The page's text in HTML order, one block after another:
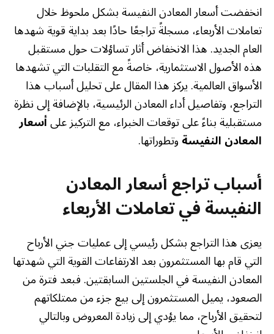
انخفضت أسعار المعادن النفيسة بشكل ملحوظ خلال
تعاملات الأربعاء، مسجلةً تراجعًا حادًا بعد بداية قوية شهدها
العام الجديد. هذا الانخفاض أثار تساؤلات حول مستقبل
هذه الأصول الاستثمارية، خاصةً مع التقلبات التي تشهدها
الأسواق العالمية. يركز هذا المقال على تحليل أسباب هذا
التراجع، وتفاصيل أداء المعادن الرئيسية، بالإضافة إلى نظرة
مستقبلية بناءً على توقعات الخبراء، مع التركيز علىأسعار
المعادن النفيسةوتطوراتها.
أسباب تراجع أسعار المعادن
النفيسة في تعاملات الأربعاء
يعزى هذا التراجع بشكل رئيسي إلى عمليات جني الأرباح
التي قام بها المستثمرون بعد الارتفاعات القوية التي شهدتها
المعادن النفيسة في الجلستين السابقتين. فبعد فترة من
الصعود، يميل المستثمرون إلى بيع جزء من ممتلكاتهم
لتحقيق الأرباح، مما يؤدي إلى زيادة المعروض وبالتالي